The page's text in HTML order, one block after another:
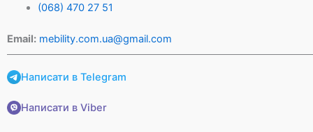
(068) 470 27 51
Email: mebility.com.ua@gmail.com
Написати в Telegram
Написати в Viber